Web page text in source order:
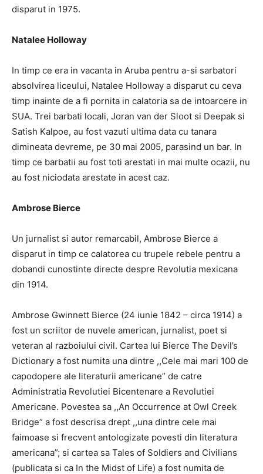
disparut in 1975.
Natalee Holloway
In timp ce era in vacanta in Aruba pentru a-si sarbatori
absolvirea liceului, Natalee Holloway a disparut cu ceva
timp inainte de a fi pornita in calatoria sa de intoarcere in
SUA. Trei barbati locali, Joran van der Sloot si Deepak si
Satish Kalpoe, au fost vazuti ultima data cu tanara
dimineata devreme, pe 30 mai 2005, parasind un bar. In
timp ce barbatii au fost toti arestati in mai multe ocazii, nu
au fost niciodata arestate in acest caz.
Ambrose Bierce
Un jurnalist si autor remarcabil, Ambrose Bierce a
disparut in timp ce calatorea cu trupele rebele pentru a
dobandi cunostinte directe despre Revolutia mexicana
din 1914.
Ambrose Gwinnett Bierce (24 iunie 1842 – circa 1914) a
fost un scriitor de nuvele american, jurnalist, poet si
veteran al razboiului civil. Cartea lui Bierce The Devil’s
Dictionary a fost numita una dintre ,,Cele mai mari 100 de
capodopere ale literaturii americane” de catre
Administratia Revolutiei Bicentenare a Revolutiei
Americane. Povestea sa ,,An Occurrence at Owl Creek
Bridge” a fost descrisa drept ,,una dintre cele mai
faimoase si frecvent antologizate povesti din literatura
americana”; si cartea sa Tales of Soldiers and Civilians
(publicata si ca In the Midst of Life) a fost numita de